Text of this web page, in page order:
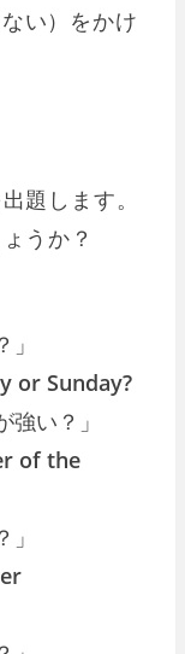
い）をかけ
題します。
うか？
or Sunday?
強い？」
of the